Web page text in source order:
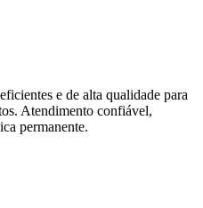
e de alta qualidade para
Atendimento confiável,
permanente.